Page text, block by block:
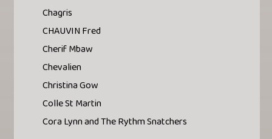
Chagris
CHAUVIN Fred
Cherif Mbaw
Chevalien
Christina Gow
Colle St Martin
Cora Lynn and The Rythm Snatchers